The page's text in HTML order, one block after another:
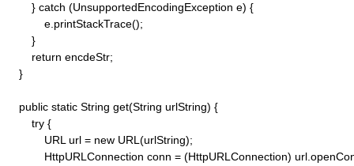
        } catch (UnsupportedEncodingException e) {
            e.printStackTrace();
        }
        return encdeStr;
    }
    public static String get(String urlString) {
        try {
            URL url = new URL(urlString);
HttpURLConnection conn = (HttpURLConnection)